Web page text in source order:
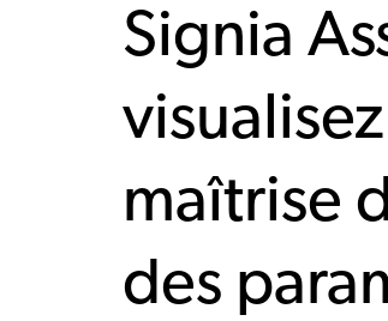
Signia
maîtrise
des